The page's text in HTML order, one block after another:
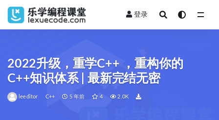
登录
2022升级，重学C++ ，重构你的
C++知识体系 | 最新完结无密
leeditor C++ 5 年前 4 2.0K